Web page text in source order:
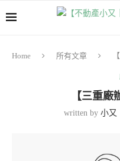
Home 所有文章
【三重廠
written by 小又